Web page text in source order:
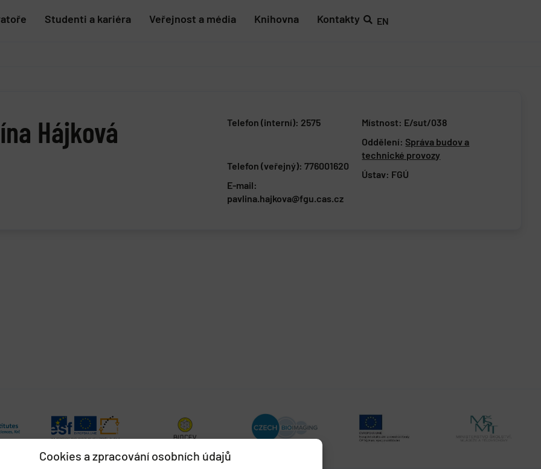
Cookies a zpracování osobních údajů
Studenti a kariéra Veřejnost a média Knihovna Kontakty EN
Hájková Telefon (interní): 2575
Telefon (veřejný): 776001620
E-mail:
pavlina.hajkova@fgu.cas.cz
Místnost: E/sut/038
Oddělení: Správa budov a
technické provozy
Ústav: FGÚ